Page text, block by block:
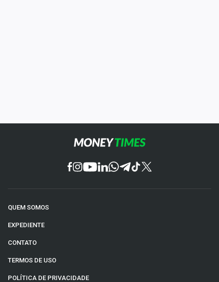
QUEM SOMOS
EXPEDIENTE
CONTATO
TERMOS DE USO
POLÍTICA DE PRIVACIDADE